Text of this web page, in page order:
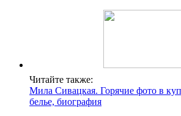
Читайте также:
Мила Сивацкая. Горячие фото в
белье, биография